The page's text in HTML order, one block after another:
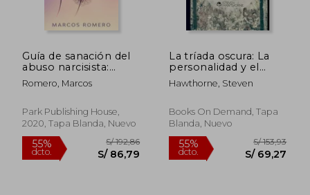
Guía de sanación del
abuso narcisista:
¡Sigue la guía esencial
de recuperación de
atrás una relación
emocional abusiva!
Romero, Marcos
Park Publishing House,
2020, Tapa Blanda, Nuevo
La tríada oscura: La
personalidad y el
trastorno mental
Hawthorne, Steven
Books On Demand, Tapa
Blanda, Nuevo